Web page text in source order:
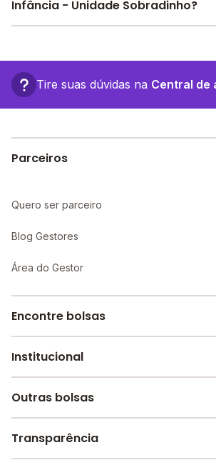
Educacional Doce Infância - Unidade
Infância - Unidade Sobradinho?
Sobradinho fica em: Av. Central
- DF.Tire suas dúvidas na Central de
Parceiros
Quero ser parceiro
Blog Gestores
Área do Gestor
Encontre bolsas
Melhores escolas de São Paulo
Escolas por cidade e bairro
Institucional
Sobre o Melhor Escola
Revista Melhor Escola
Outras bolsas
Faculdades e universidades
Transparência